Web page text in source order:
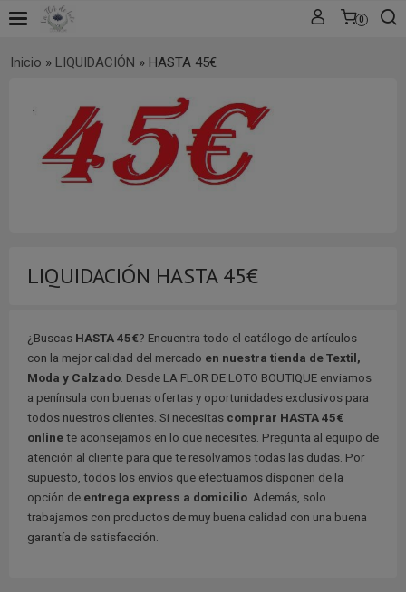
0
Inicio » LIQUIDACIÓN » HASTA 45€
LIQUIDACIÓN HASTA 45€
¿Buscas HASTA 45€? Encuentra todo el catálogo de artículos
con la mejor calidad del mercado en nuestra tienda de Textil,
Moda y Calzado. Desde LA FLOR DE LOTO BOUTIQUE enviamos
a península con buenas ofertas y oportunidades exclusivos para
todos nuestros clientes. Si necesitas comprar HASTA 45€
onlinete aconsejamos en lo que necesites. Pregunta al equipo de
atención al cliente para que te resolvamos todas las dudas. Por
supuesto, todos los envíos que efectuamos disponen de la
opción de entrega express a domicilio. Además, solo
trabajamos con productos de muy buena calidad con una buena
garantía de satisfacción.